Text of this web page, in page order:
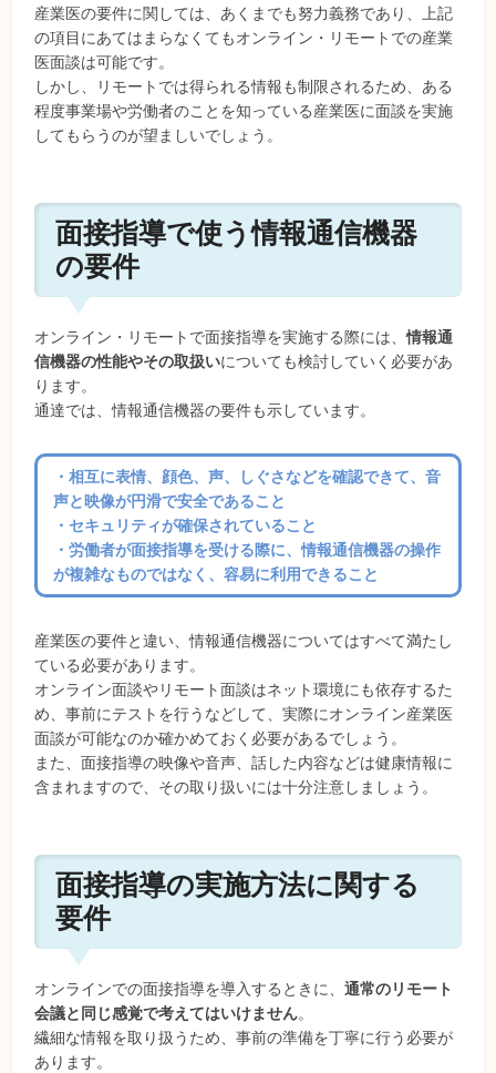
産業医の要件に関しては、あくまでも努力義務であり、上記
の項目にあてはまらなくてもオンライン・リモートでの産業
医面談は可能です。
しかし、リモートでは得られる情報も制限されるため、ある
程度事業場や労働者のことを知っている産業医に面談を実施
してもらうのが望ましいでしょう。
面接指導で使う情報通信機器
の要件
オンライン・リモートで面接指導を実施する際には、情報通
信機器の性能やその取扱いについても検討していく必要があ
ります。
通達では、情報通信機器の要件も示しています。
・相互に表情、顔色、声、しぐさなどを確認できて、音
声と映像が円滑で安全であること
・セキュリティが確保されていること
・労働者が面接指導を受ける際に、情報通信機器の操作
が複雑なものではなく、容易に利用できること
産業医の要件と違い、情報通信機器についてはすべて満たし
ている必要があります。
オンライン面談やリモート面談はネット環境にも依存するた
め、事前にテストを行うなどして、実際にオンライン産業医
面談が可能なのか確かめておく必要があるでしょう。
また、面接指導の映像や音声、話した内容などは健康情報に
含まれますので、その取り扱いには十分注意しましょう。
面接指導の実施方法に関する
要件
オンラインでの面接指導を導入するときに、通常のリモート
会議と同じ感覚で考えてはいけません。
繊細な情報を取り扱うため、事前の準備を丁寧に行う必要が
あります。